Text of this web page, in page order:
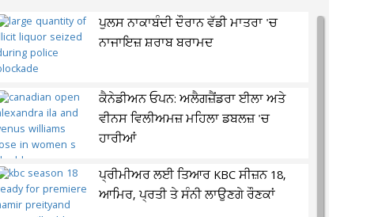
ਪੁਲਸ ਨਾਕਾਬੰਦੀ ਦੌਰਾਨ ਵੱਡੀ ਮਾਤਰਾ 'ਚ
ਨਾਜਾਇਜ਼ ਸ਼ਰਾਬ ਬਰਾਮਦ
ਕੈਨੇਡੀਅਨ ਓਪਨ: ਅਲੈਗਜ਼ੈਂਡਰਾ ਈਲਾ ਅਤੇ
ਵੀਨਸ ਵਿਲੀਅਮਜ਼ ਮਹਿਲਾ ਡਬਲਜ਼ 'ਚ
ਹਾਰੀਆਂ
ਪ੍ਰੀਮੀਅਰ ਲਈ ਤਿਆਰ KBC ਸੀਜ਼ਨ 18,
ਆਮਿਰ, ਪ੍ਰਤੀ ਤੇ ਸੰਨੀ ਲਾਉਣਗੇ ਰੌਣਕਾਂ